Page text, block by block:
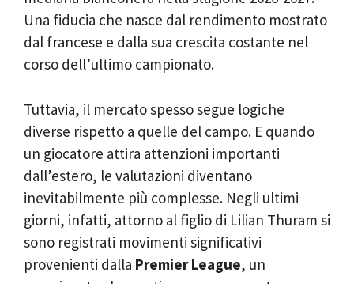
Una fiducia che nasce dal rendimento mostrato
dal francese e dalla sua crescita costante nel
corso dell’ultimo campionato.
Tuttavia, il mercato spesso segue logiche
diverse rispetto a quelle del campo. E quando
un giocatore attira attenzioni importanti
dall’estero, le valutazioni diventano
inevitabilmente più complesse. Negli ultimi
giorni, infatti, attorno al figlio di Lilian Thuram si
sono registrati movimenti significativi
provenienti dalla Premier League, un